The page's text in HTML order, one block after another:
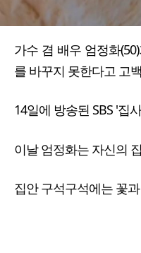
가수 겸 배우 엄정화
를 바꾸지 못한다고 고
14일에 방송된 SBS '집
이날 엄정화는 자신의
집안 구석구석에는 꽃